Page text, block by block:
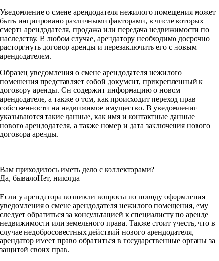
Уведомление о смене арендодателя нежилого помещения может
быть инциировано различными факторами, в числе которых
смерть арендодателя, продажа или передача недвижимости по
наследству. В любом случае, арендатору необходимо досрочно
расторгнуть договор аренды и перезаключить его с новым
арендодателем.
Образец уведомления о смене арендодателя нежилого
помещения представляет собой документ, прикрепленный к
договору аренды. Он содержит информацию о новом
арендодателе, а также о том, как происходит переход прав
собственности на недвижимое имущество. В уведомлении
указываются такие данные, как имя и контактные данные
нового арендодателя, а также номер и дата заключения нового
договора аренды.
Вам приходилось иметь дело с коллекторами?
Да, бывалоНет, никогда
Если у арендатора возникли вопросы по поводу оформления
уведомления о смене арендодателя нежилого помещения, ему
следует обратиться за консультацией к специалисту по аренде
недвижимости или земельного права. Также стоит учесть, что в
случае недобросовестных действий нового арендодателя,
арендатор имеет право обратиться в государственные органы за
защитой своих прав.